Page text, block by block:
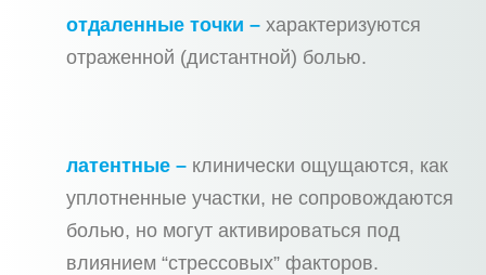
отдаленные точки – характеризуются
отраженной (дистантной) болью.
латентные – клинически ощущаются, как
уплотненные участки, не сопровождаются
болью, но могут активироваться под
влиянием “стрессовых” факторов.